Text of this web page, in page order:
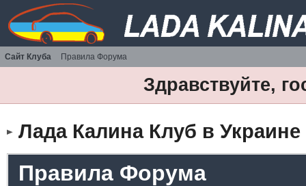
Сайт Клуба Правила Форума
Здравствуйте,
Лада Калина Клуб в Украине
Правила Форума